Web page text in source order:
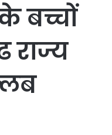
बच्चों
राज्य